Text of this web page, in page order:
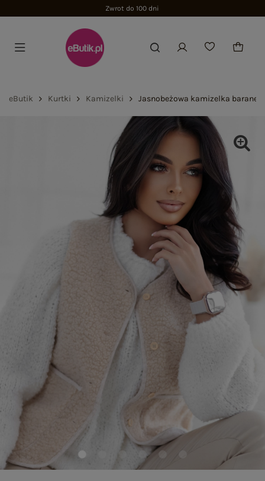
Zwrot do 100 dni
eButik Kurtki Kamizelki Jasnobeżowa kamizelka